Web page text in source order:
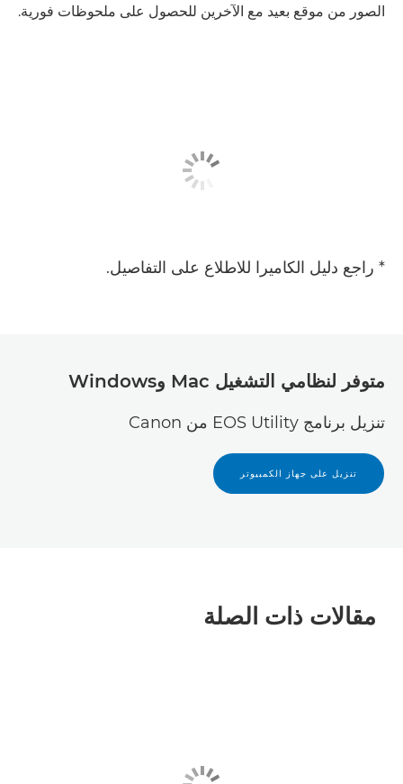
الصور من موقع بعيد مع الآخرين للحصول على ملحوظات فورية.
* راجع دليل الكاميرا للاطلاع على التفاصيل.
متوفر لنظامي التشغيل Mac وWindows
تنزيل برنامج EOS Utility من Canon
تنزيل على جهاز الكمبيوتر
مقالات ذات الصلة